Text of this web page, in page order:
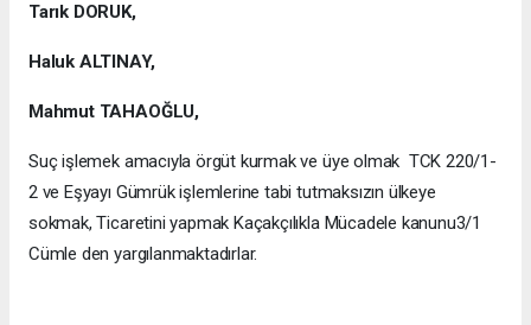
Tarık DORUK,
Haluk ALTINAY,
Mahmut TAHAOĞLU,
Suç işlemek amacıyla örgüt kurmak ve üye olmak TCK 220/1-
2 ve Eşyayı Gümrük işlemlerine tabi tutmaksızın ülkeye
sokmak, Ticaretini yapmak Kaçakçılıkla Mücadele kanunu3/1
Cümle den yargılanmaktadırlar.